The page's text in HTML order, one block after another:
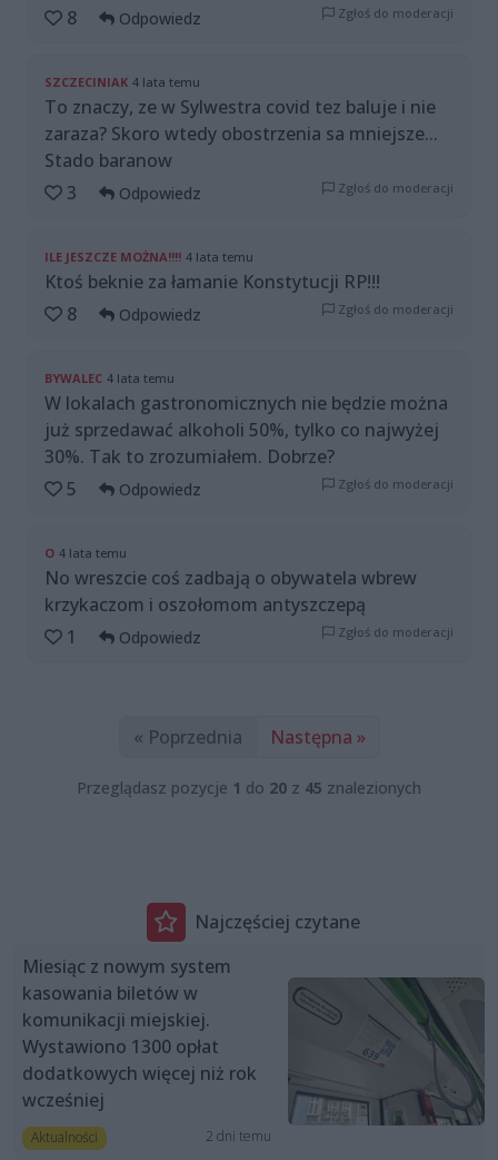
8
Odpowiedz Zgłoś do moderacji
SZCZECINIAK 4 lata temu
To znaczy, ze w Sylwestra covid tez baluje i nie
zaraza? Skoro wtedy obostrzenia sa mniejsze...
Stado baranow
3
Odpowiedz Zgłoś do moderacji
ILE JESZCZE MOŻNA!!!! 4 lata temu
Ktoś beknie za łamanie Konstytucji RP!!!
8
Odpowiedz Zgłoś do moderacji
BYWALEC 4 lata temu
W lokalach gastronomicznych nie będzie można
już sprzedawać alkoholi 50%, tylko co najwyżej
30%. Tak to zrozumiałem. Dobrze?
5
Odpowiedz Zgłoś do moderacji
O 4 lata temu
No wreszcie coś zadbają o obywatela wbrew
krzykaczom i oszołomom antyszczepą
1
Odpowiedz Zgłoś do moderacji
« Poprzednia Następna »
Przeglądasz pozycje 1 do 20 z 45 znalezionych
Najczęściej czytane
Miesiąc z nowym system
kasowania biletów w
komunikacji miejskiej.
Wystawiono 1300 opłat
dodatkowych więcej niż rok
wcześniej
Aktualności 2 dni temu